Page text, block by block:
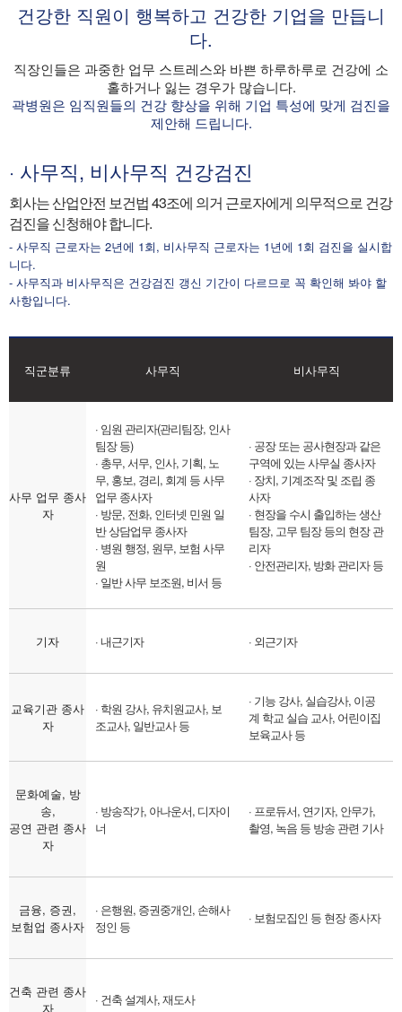
건강한 직원이 행복하고 건강한 기업을 만듭니
다.
직장인들은 과중한 업무 스트레스와 바쁜 하루하루로 건강에 소
홀하거나 잃는 경우가 많습니다.
곽병원은 임직원들의 건강 향상을 위해 기업 특성에 맞게 검진을
제안해 드립니다.
· 사무직, 비사무직 건강검진
회사는 산업안전 보건법 43조에 의거 근로자에게 의무적으로 건강
검진을 신청해야 합니다.
- 사무직 근로자는 2년에 1회, 비사무직 근로자는 1년에 1회 검진을 실시합
니다.
- 사무직과 비사무직은 건강검진 갱신 기간이 다르므로 꼭 확인해 봐야 할
사항입니다.
직군분류 사무직 비사무직
사무 업무 종사
자
· 임원 관리자(관리팀장, 인사
팀장 등)
· 총무, 서무, 인사, 기획, 노
무, 홍보, 경리, 회계 등 사무
업무 종사자
· 방문, 전화, 인터넷 민원 일
반 상담업무 종사자
· 병원 행정, 원무, 보험 사무
원
· 일반 사무 보조원, 비서 등
· 공장 또는 공사현장과 같은
구역에 있는 사무실 종사자
· 장치, 기계조작 및 조립 종
사자
· 현장을 수시 출입하는 생산
팀장, 고무 팀장 등의 현장 관
리자
· 안전관리자, 방화 관리자 등
기자 · 내근기자 · 외근기자
교육기관 종사
자
· 학원 강사, 유치원교사, 보
조교사, 일반교사 등
· 기능 강사, 실습강사, 이공
계 학교 실습 교사, 어린이집
보육교사 등
문화예술, 방
송,
공연 관련 종사
자
· 방송작가, 아나운서, 디자이
너
· 프로듀서, 연기자, 안무가,
촬영, 녹음 등 방송 관련 기사
금융, 증권,
보험업 종사자
· 은행원, 증권중개인, 손해사
정인 등
· 보험모집인 등 현장 종사자
건축 관련 종사
자
· 건축 설계사, 재도사